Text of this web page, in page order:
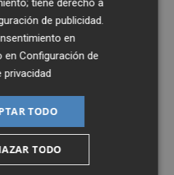
tiene derecho a
de publicidad.
en
enConfiguración de
privacidad
TODO
TODO